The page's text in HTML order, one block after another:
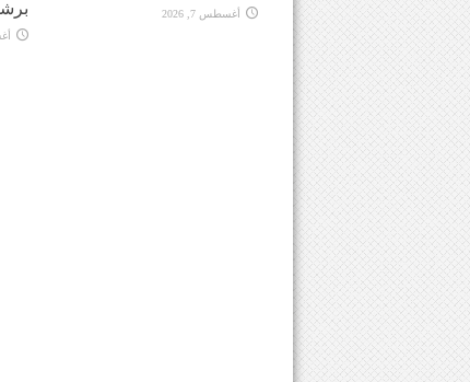
أغسطس 7, 2026